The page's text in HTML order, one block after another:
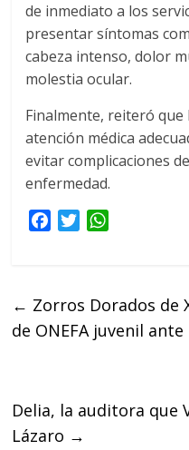
de inmediato a los
presentar síntomas
cabeza intenso, dolor
molestia ocular.
Finalmente, reiteró
atención médica
evitar complicaciones
enfermedad.
b
o
T
t
e
s
A
← Zorros Dorados de
de ONEFA juvenil
Delia, la auditora que
Lázaro →